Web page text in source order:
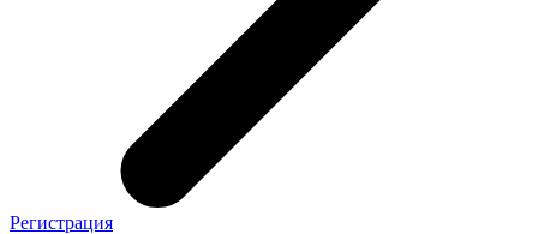
Регистрация